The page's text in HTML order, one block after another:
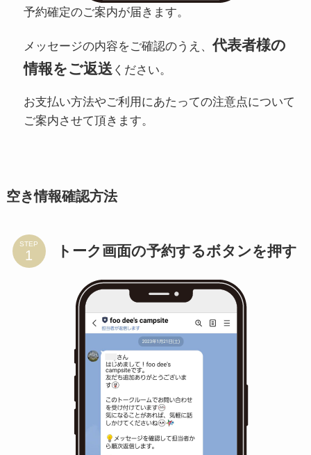
予約確定のご案内が届きます。
メッセージの内容をご確認のうえ、代表者様の
情報をご返送 ください。
お支払い方法やご利用にあたっての注意点について
ご案内させて頂きます。
空き情報確認方法
STEP トーク画面の予約するボタンを押す